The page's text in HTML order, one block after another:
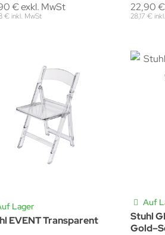
€ exkl. MwSt
€ inkl. MwSt
22,90
28,17 €
Lager
EVENT Transparent
Auf
Stuhl